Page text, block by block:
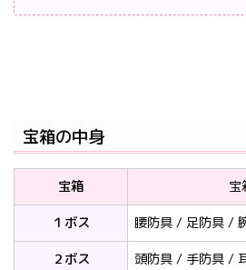
宝箱の中身
宝箱
宝
１ボス
腰防具 / 足防具 /
２ボス
頭防具 / 手防具 /